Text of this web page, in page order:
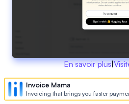
En savoir plus|
Invoice Mama
Invoicing that brings you faster